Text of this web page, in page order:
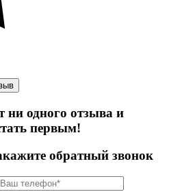
ни одного отзыва и
первым!
обратный звонок